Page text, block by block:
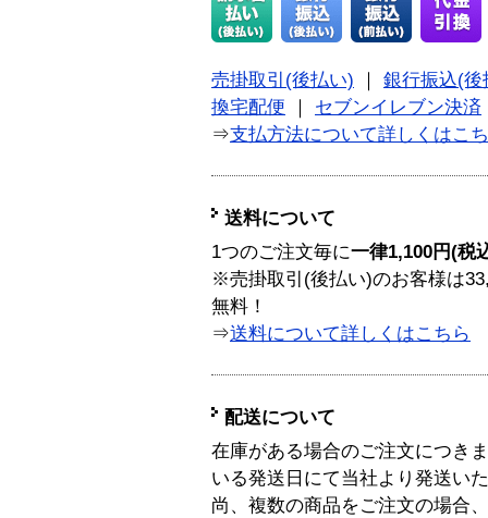
売掛取引(後払い)
銀行振込(後
換宅配便
セブンイレブン決済
⇒支払方法について詳しくはこ
送料について
1つのご注文毎に一律1,100円(税
※売掛取引(後払い)のお客様は
無料！
⇒送料について詳しくはこちら
配送について
在庫がある場合のご注文につき
いる発送日にて当社より発送い
尚、複数の商品をご注文の場合